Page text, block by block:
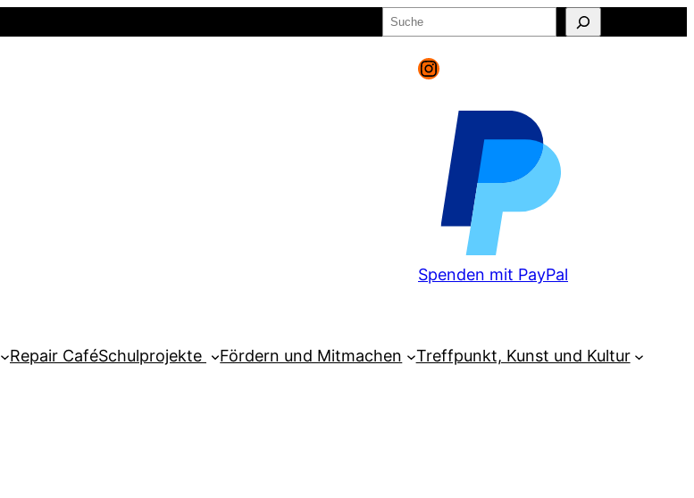
Suchen
Instagram
Spenden mit PayPal
Repair CaféSchulprojekte Fördern und Mitmachen Treffpunkt, Kunst und Kultur